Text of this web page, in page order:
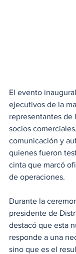
El evento
ejecutivos de la
representantes de
socios
comunicación y
quienes fueron
cinta que marcó
de operaciones.
Durante la
presidente de
destacó que esta
responde a una
sino que es el